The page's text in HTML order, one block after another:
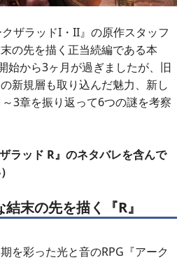
ザラッドI・II』の原作スタッフ
の先を描く正当続編である本
始から3ヶ月が過ぎましたが、旧
新規層も取り込んだ魅力、新し
3章を振り返って6つの謎を考察
ラッド R』のネタバレを含んで
末の先を描く『R』
を彩った光と音のRPG『アーク